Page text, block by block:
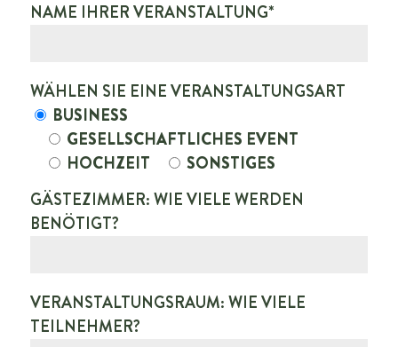
NAME IHRER VERANSTALTUNG*
WÄHLEN SIE EINE VERANSTALTUNGSART
BUSINESS
GESELLSCHAFTLICHES EVENT
HOCHZEIT
SONSTIGES
GÄSTEZIMMER: WIE VIELE WERDEN
BENÖTIGT?
VERANSTALTUNGSRAUM: WIE VIELE
TEILNEHMER?